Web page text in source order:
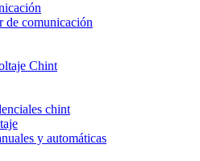
de comunicación
Chint
chint
y automáticas